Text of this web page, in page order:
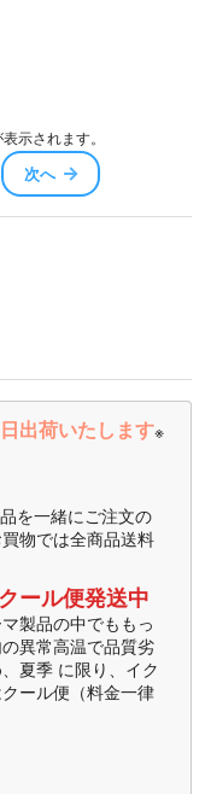
示されます。
次へ
出荷いたします※
を一緒にご注文の
物では全商品送料
ール便発送中
製品の中でももっ
異常高温で品質劣
夏季 に限り、イク
ール便（料金一律